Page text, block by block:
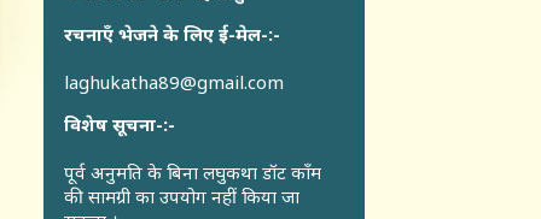
रचनाएँ भेजने के लिए ई-मेल-:-
laghukatha89@gmail.com
विशेष सूचना-:-
पूर्व अनुमति के बिना लघुकथा डॉट कॉंम
की सामग्री का उपयोग नहीं किया जा